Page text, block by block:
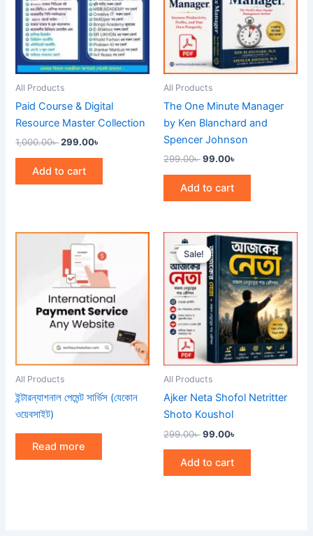
All Products
Paid Course & Digital
Resource Master Collection
1,000.00৳299.00৳
Add to cart
All Products
The One Minute Manager
by Ken Blanchard and
Spencer Johnson
299.00৳99.00৳
Add to cart
All Products
ইন্টারন্যাশনাল পেমেন্ট সার্ভিস (যেকোন
ওয়েবসাইট)
Read more
Sale!
Sale!
All Products
Ajker Neta Shofol Netritter
Shoto Koushol
299.00৳
Original
price
was:
299.00৳ .
99.00৳
Current
price
is:
99.00৳ .
Add to cart